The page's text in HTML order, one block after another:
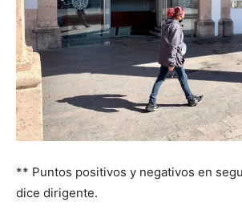
** Puntos positivos y negativos en
dice dirigente.